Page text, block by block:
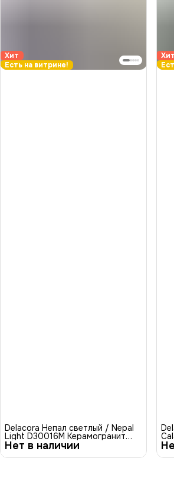
Хит
Есть на витрине!
Нет в наличии
Delacora Непал светлый / Nepal
Light D30016M Керамогранит
матовый карвинг 30x60
Хит